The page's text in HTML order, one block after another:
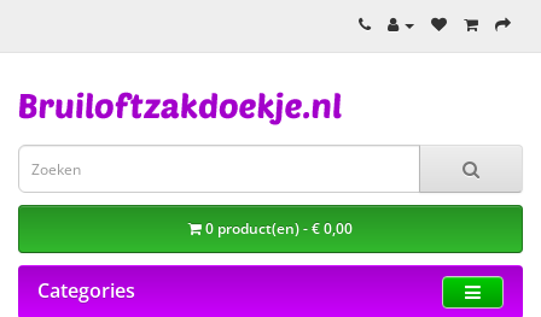
0 product(en) - € 0,00
Categories